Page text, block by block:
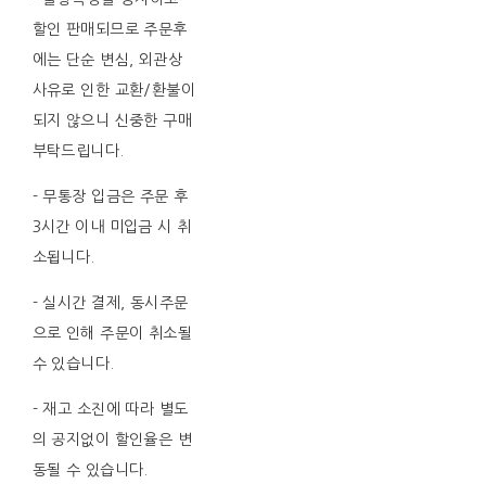
할인 판매되므로 주문후
에는 단순 변심, 외관상
사유로 인한 교환/환불이
되지 않으니 신중한 구매
부탁드립니다.
- 무통장 입금은 주문 후
3시간 이내 미입금 시 취
소됩니다.
- 실시간 결제, 동시주문
으로 인해 주문이 취소될
수 있습니다.
- 재고 소진에 따라 별도
의 공지없이 할인율은 변
동될 수 있습니다.